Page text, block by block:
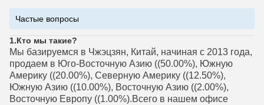
Частые вопросы
1.Кто мы такие?
Мы базируемся в Чжэцзян, Китай, начиная с 2013 года,
продаем в Юго-Восточную Азию ((50.00%), Южную
Америку ((20.00%), Северную Америку ((12.50%),
Южную Азию ((10.00%), Восточную Азию ((2.00%),
Восточную Европу ((1.00%).Всего в нашем офисе